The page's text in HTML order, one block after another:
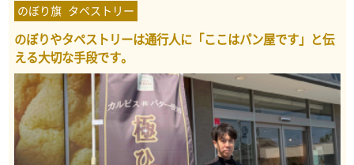
のぼり旗 タペストリー
のぼりやタペストリーは通行人に「ここはパン屋です」と伝
える大切な手段です。